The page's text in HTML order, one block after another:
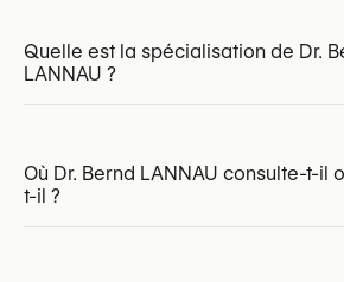
Quelle est la spécialisation de Dr.
LANNAU ?
INAMI/RIZIV:
Où Dr. Bernd LANNAU consulte-t-il
t-il ?